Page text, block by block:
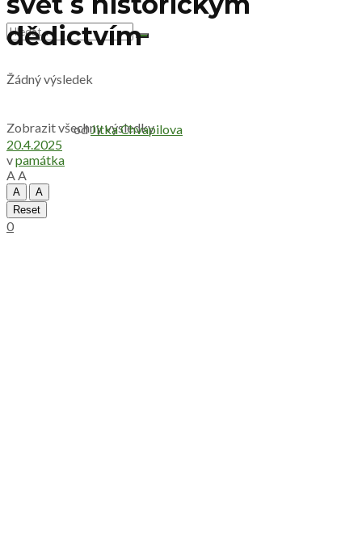
Žádný výsledek
Zobrazit všechny výsledky
dědictvím
odJitka Chvapilova
20.4.2025
vpamátka
AA
A
A
Reset
0